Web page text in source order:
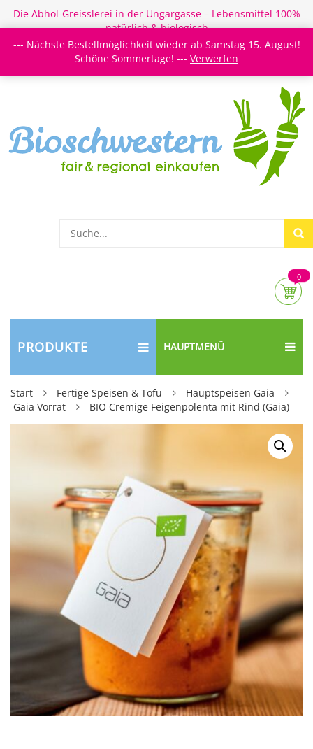
Die Abhol-Greisslerei in der Ungargasse – Lebensmittel 100%
natürlich & biologisch
Login/Register Newsletter Meine Merkzettel
0
PRODUKTE HAUPTMENÜ
Start Fertige Speisen & Tofu
Hauptspeisen Gaia
Gaia Vorrat
BIO Cremige Feigenpolenta mit Rind (Gaia)
--- Nächste Bestellmöglichkeit wieder ab Samstag 15. August!
Schöne Sommertage! --- Verwerfen